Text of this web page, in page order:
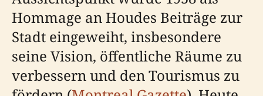
Hommage an Houdes Beiträge zur
Stadt eingeweiht, insbesondere
seine Vision, öffentliche Räume zu
verbessern und den Tourismus zu